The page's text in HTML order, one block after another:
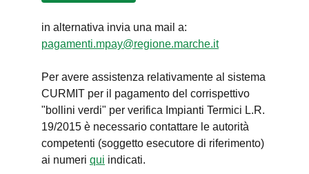
in alternativa invia una mail a:
pagamenti.mpay@regione.marche.it
Per avere assistenza relativamente al sistema
CURMIT per il pagamento del corrispettivo
"bollini verdi" per verifica Impianti Termici L.R.
19/2015 è necessario contattare le autorità
competenti (soggetto esecutore di riferimento)
ai numeri qui indicati.